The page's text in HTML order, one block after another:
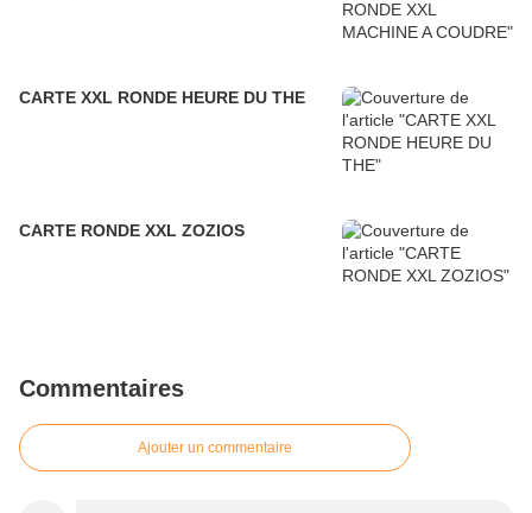
CARTE XXL RONDE HEURE DU THE
CARTE RONDE XXL ZOZIOS
Commentaires
Ajouter un commentaire